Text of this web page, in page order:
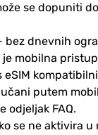
se dopuniti
bez dnevnih
mobilna
eSIM
putem
odjeljak FAQ.
se ne aktivira u